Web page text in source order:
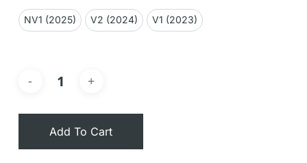
NV1 (2025) V2 (2024) V1 (2023)
Add To Cart